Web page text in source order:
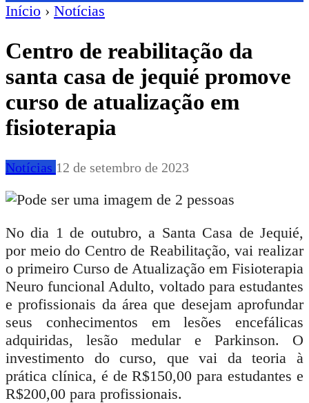
Início › Notícias
Centro de reabilitação da
santa casa de jequié promove
curso de atualização em
fisioterapia
Notícias 12 de setembro de 2023
No dia 1 de outubro, a Santa Casa de Jequié,
por meio do Centro de Reabilitação, vai realizar
o primeiro Curso de Atualização em Fisioterapia
Neuro funcional Adulto, voltado para estudantes
e profissionais da área que desejam aprofundar
seus conhecimentos em lesões encefálicas
adquiridas, lesão medular e Parkinson. O
investimento do curso, que vai da teoria à
prática clínica, é de R$150,00 para estudantes e
R$200,00 para profissionais.